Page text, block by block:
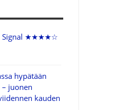
Signal ★★★★☆
hypätään
juonen
kauden